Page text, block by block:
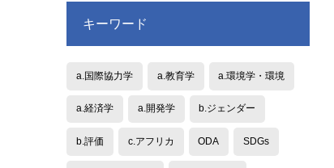
キーワード
a.国際協力学 a.教育学 a.環境学・環境
a.経済学 a.開発学 b.ジェンダー
b.評価 c.アフリカ ODA SDGs